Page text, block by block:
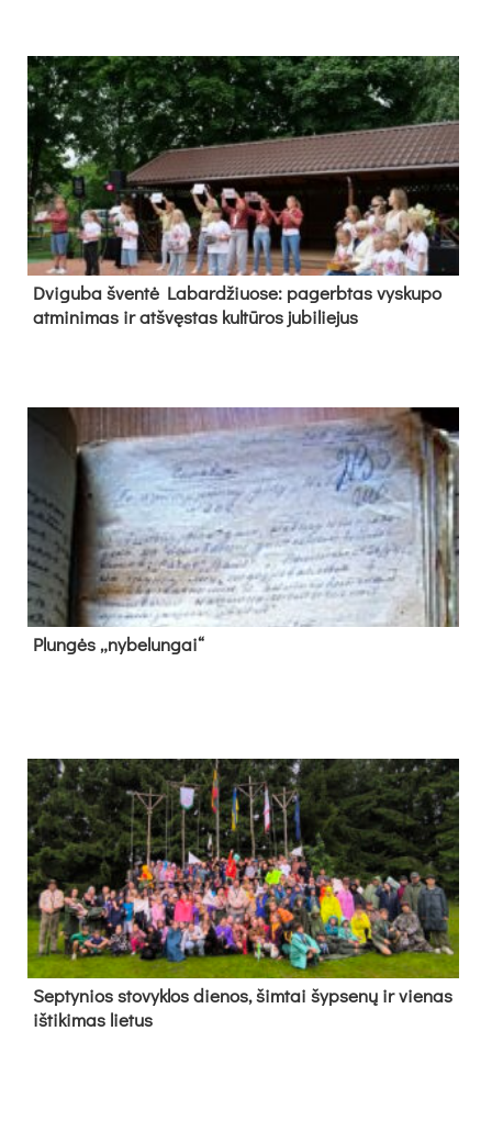
Dvi­gu­ba šven­tė La­bar­džiuo­se: pa­gerb­tas vys­ku­po
at­mi­ni­mas ir at­švęs­tas kul­tū­ros ju­bi­lie­jus
Plun­gės „ny­be­lun­gai“
Sep­ty­nios sto­vyk­los die­nos, šim­tai šyp­se­nų ir vie­nas
iš­ti­ki­mas lie­tus